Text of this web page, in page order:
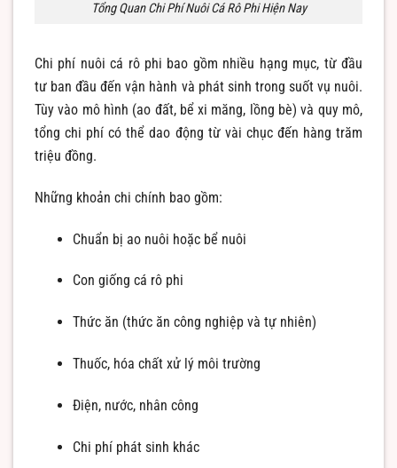
Tổng Quan Chi Phí Nuôi Cá Rô Phi Hiện Nay
Chi phí nuôi cá rô phi bao gồm nhiều hạng mục, từ đầu
tư ban đầu đến vận hành và phát sinh trong suốt vụ nuôi.
Tùy vào mô hình (ao đất, bể xi măng, lồng bè) và quy mô,
tổng chi phí có thể dao động từ vài chục đến hàng trăm
triệu đồng.
Những khoản chi chính bao gồm:
Chuẩn bị ao nuôi hoặc bể nuôi
Con giống cá rô phi
Thức ăn (thức ăn công nghiệp và tự nhiên)
Thuốc, hóa chất xử lý môi trường
Điện, nước, nhân công
Chi phí phát sinh khác